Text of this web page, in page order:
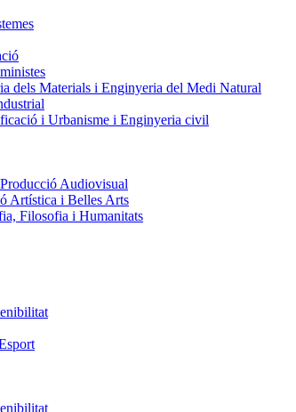
dels Materials i Enginyeria del Medi Natural
i Urbanisme i Enginyeria civil
Audiovisual
Artística i Belles Arts
Filosofia i Humanitats